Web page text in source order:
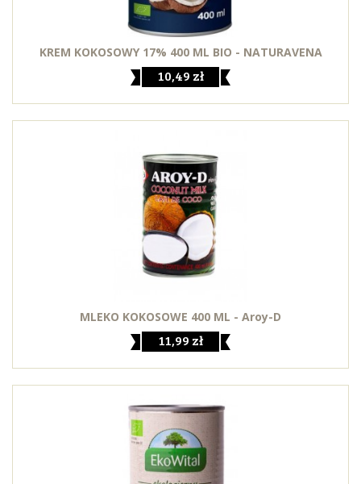
KREM KOKOSOWY 17% 400 ML BIO - NATURAVENA
10,49 zł
MLEKO KOKOSOWE 400 ML - Aroy-D
11,99 zł